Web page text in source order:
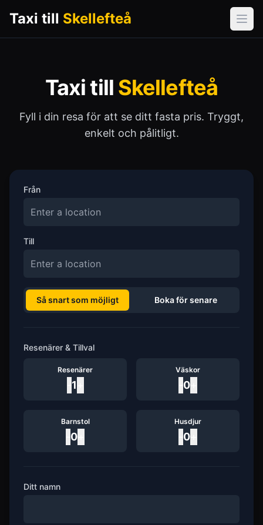
Taxi till Skellefteå
Taxi till Skellefteå
Fyll i din resa för att se ditt fasta pris. Tryggt,
enkelt och pålitligt.
Från
Till
Så snart som möjligt Boka för senare
Resenärer & Tillval
Resenärer
1
Väskor
0
Barnstol
0
Husdjur
0
Ditt namn